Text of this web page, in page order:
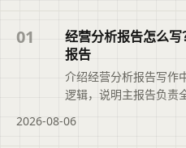
01
经营分析报告怎么
报告
介绍经营分析报告写作
逻辑，说明主报告负责
助避免数据堆砌与内容
2026-08-06